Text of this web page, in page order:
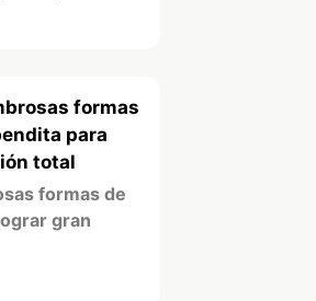
formas
para
total
formas de
gran